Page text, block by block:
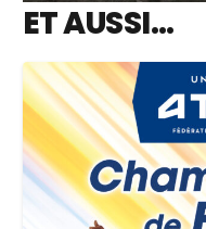
ET AUSSI…